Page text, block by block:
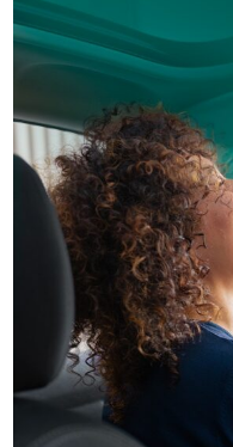
Homem procurado
Segurança
Polícia Militar
furtada em Tubarão